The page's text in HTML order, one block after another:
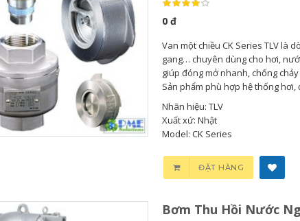
0 đ
Van một chiều CK Series TLV là
gang… chuyên dùng cho hơi,
giúp đóng mở nhanh, chống
Sản phẩm phù hợp hệ thống
Nhãn hiệu: TLV
Xuất xứ: Nhật
Model: CK Series
ĐẶT HÀNG
Bơm Thu Hồi Nước
0